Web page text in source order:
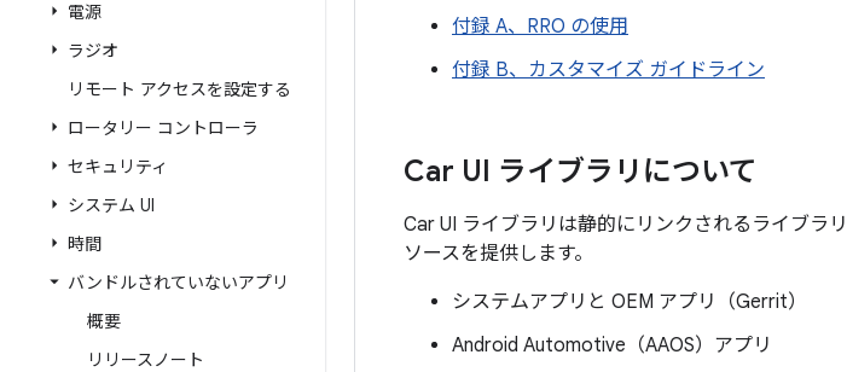
電源
ラジオ
リモート アクセスを設定する
ロータリー コントローラ
セキュリティ
システム UI
時間
バンドルされていないアプリ
概要
リリースノート
付録 A、RRO の使用
付録 B、カスタマイズ ガイドライン
Car UI ライブラリについて
Car UI ライブラリは静的にリンクされるライブラ
ソースを提供します。
システムアプリと OEM アプリ（Gerrit）
Android Automotive（AAOS）アプリ